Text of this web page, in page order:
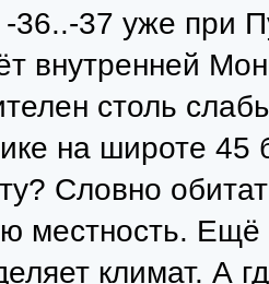
36..-37 уже при
внутренней
столь
на широте 45
Словно
местность.
климат. А